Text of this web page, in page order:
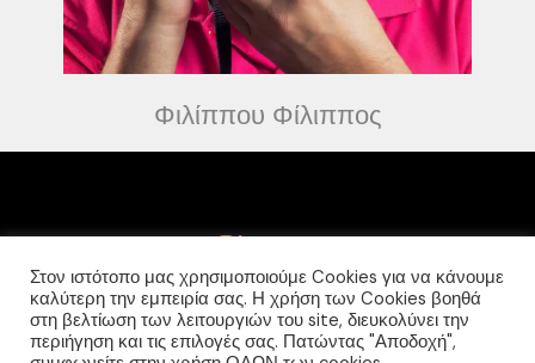
Φιλίππου Φίλιππος
F
a
c
I
n
s
Στον ιστότοπο μας χρησιμοποιούμε Cookies για να κάνουμε
καλύτερη την εμπειρία σας. Η χρήση των Cookies βοηθά
στη βελτίωση των λειτουργιών του site, διευκολύνει την
περιήγηση και τις επιλογές σας. Πατώντας "Αποδοχή",